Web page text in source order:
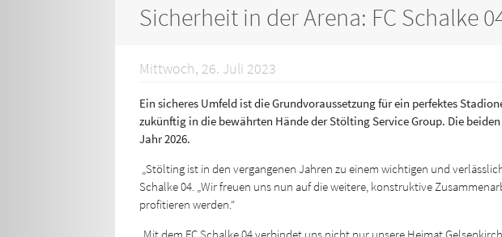
Sicherheit in der Arena: FC Schalke
Mittwoch, 26. Juli 2023
Ein sicheres Umfeld ist die Grundvoraussetzung für ein perfektes
zukünftig in die bewährten Hände der Stölting Service Group. Die
Jahr 2026.
„Stölting ist in den vergangenen Jahren zu einem wichtigen und
Schalke 04. „Wir freuen uns nun auf die weitere, konstruktive
profitieren werden.“
„Mit dem FC Schalke 04 verbindet uns nicht nur unsere Heimat